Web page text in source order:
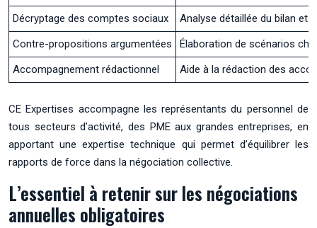
Décryptage des comptes sociaux
Analyse détaillée du bilan et
Contre-propositions argumentées
Élaboration de scénarios
Accompagnement rédactionnel
Aide à la rédaction des
CE Expertises accompagne les représentants du personnel de
tous secteurs d’activité, des PME aux grandes entreprises, en
apportant une expertise technique qui permet d’équilibrer les
rapports de force dans la négociation collective.
L’essentiel à retenir sur les négociations
annuelles obligatoires